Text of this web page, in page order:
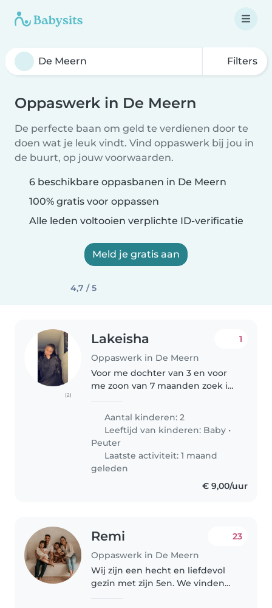
Filters
Oppaswerk in De Meern
De perfecte baan om geld te verdienen door te
doen wat je leuk vindt. Vind oppaswerk bij jou in
de buurt, op jouw voorwaarden.
6 beschikbare oppasbanen in De Meern
100% gratis voor oppassen
Alle leden voltooien verplichte ID-verificatie
Meld je gratis aan
4,7 / 5
(2)
Lakeisha
Oppaswerk in De Meern
1
Voor me dochter van 3 en voor
me zoon van 7 maanden zoek ik
heel erg energiek. Me zoon van 7
maanden begint nu met staan
en wilt al veel zelf kunnen..
Aantal kinderen: 2
Leeftijd van kinderen: Baby •
Peuter
Laatste activiteit: 1 maand
geleden
€ 9,00/uur
Remi
Oppaswerk in De Meern
23
Wij zijn een hecht en liefdevol
gezin met zijn 5en. We vinden